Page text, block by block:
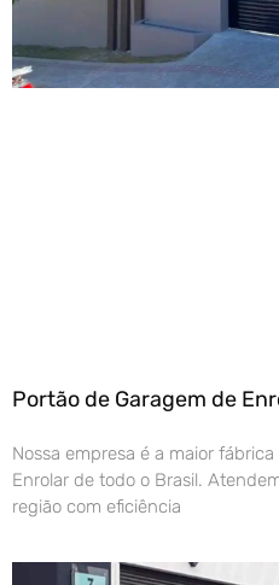
Portão de Garagem de
Nossa empresa é a maior
Enrolar de todo o Brasil.
região com eficiência